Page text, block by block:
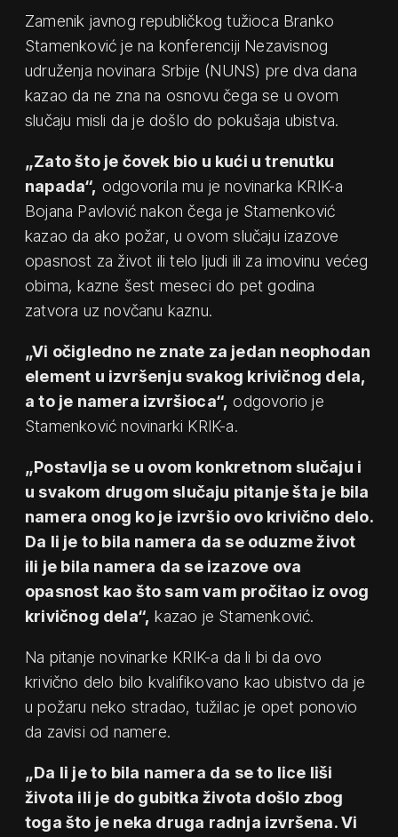
Zamenik javnog republičkog tužioca Branko
Stamenković je na konferenciji Nezavisnog
udruženja novinara Srbije (NUNS) pre dva dana
kazao da ne zna na osnovu čega se u ovom
slučaju misli da je došlo do pokušaja ubistva.
„Zato što je čovek bio u kući u trenutku
napada“, odgovorila mu je novinarka KRIK-a
Bojana Pavlović nakon čega je Stamenković
kazao da ako požar, u ovom slučaju izazove
opasnost za život ili telo ljudi ili za imovinu većeg
obima, kazne šest meseci do pet godina
zatvora uz novčanu kaznu.
„Vi očigledno ne znate za jedan neophodan
element u izvršenju svakog krivičnog dela,
a to je namera izvršioca“, odgovorio je
Stamenković novinarki KRIK-a.
„Postavlja se u ovom konkretnom slučaju i
u svakom drugom slučaju pitanje šta je bila
namera onog ko je izvršio ovo krivično delo.
Da li je to bila namera da se oduzme život
ili je bila namera da se izazove ova
opasnost kao što sam vam pročitao iz ovog
krivičnog dela“, kazao je Stamenković.
Na pitanje novinarke KRIK-a da li bi da ovo
krivično delo bilo kvalifikovano kao ubistvo da je
u požaru neko stradao, tužilac je opet ponovio
da zavisi od namere.
„Da li je to bila namera da se to lice liši
života ili je do gubitka života došlo zbog
toga što je neka druga radnja izvršena. Vi